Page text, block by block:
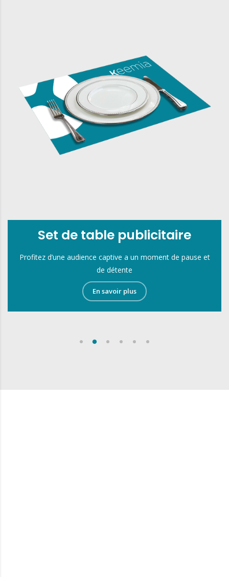
Serviette en papier
publicitaire
Un support irremplaçable
En savoir plus